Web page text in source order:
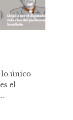
único
el